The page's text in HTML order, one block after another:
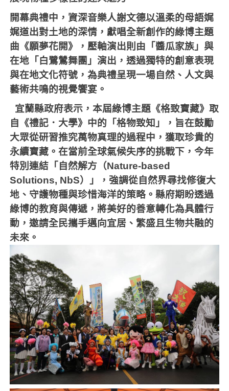
開幕典禮中，資深音樂人謝文德以溫柔的母語娓
娓道出對土地的深情，獻唱全新創作的綠博主題
曲《願夢花開》，壓軸演出則由「醬瓜家族」與
在地「白鷺鷥舞團」演出，透過獨特的創意表現
與在地文化符號，為典禮呈現一場自然、人文與
藝術共鳴的視覺饗宴。
宜蘭縣政府表示，本屆綠博主題《格致寶藏》取
自《禮記．大學》中的「格物致知」，旨在鼓勵
大眾從研習推究萬物真理的過程中，獲取珍貴的
永續寶藏。在當前全球氣候失序的挑戰下，今年
特別連結「自然解方（Nature-based
Solutions, NbS）」，強調從自然界尋找修復大
地、守護物種與珍惜海洋的策略。縣府期盼透過
綠博的教育與傳遞，將美好的善意轉化為具體行
動，邀請全民攜手邁向宜居、繁盛且生物共融的
未來。